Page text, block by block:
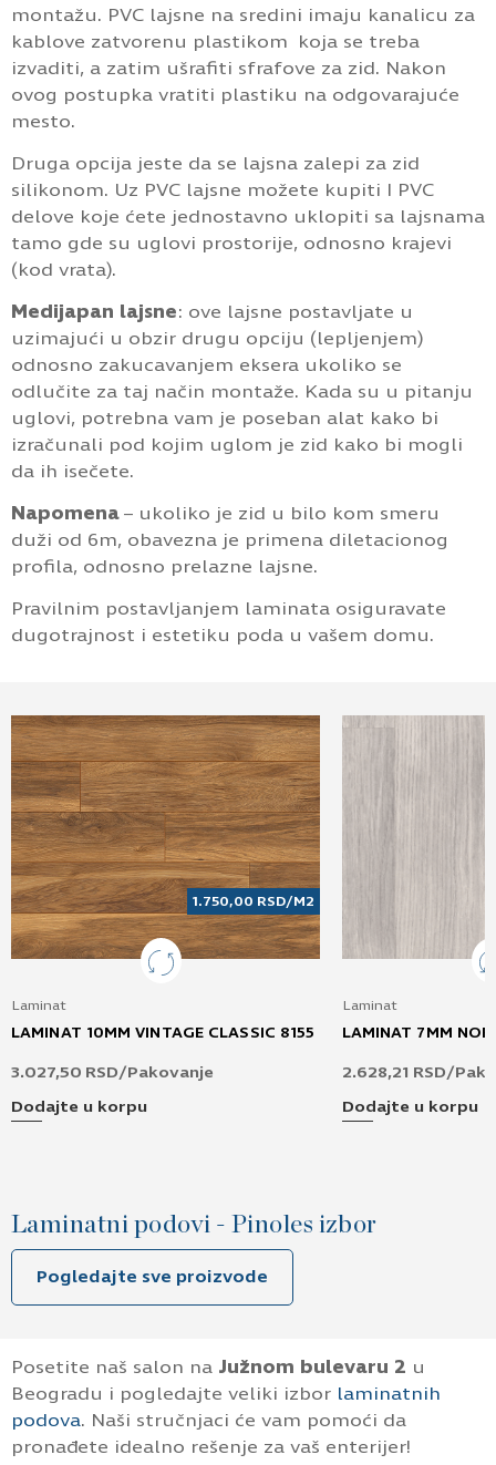
montažu. PVC lajsne na sredini imaju kanalicu za
kablove zatvorenu plastikom koja se treba
izvaditi, a zatim ušrafiti sfrafove za zid. Nakon
ovog postupka vratiti plastiku na odgovarajuće
mesto.
Druga opcija jeste da se lajsna zalepi za zid
silikonom. Uz PVC lajsne možete kupiti I PVC
delove koje ćete jednostavno uklopiti sa lajsnama
tamo gde su uglovi prostorije, odnosno krajevi
(kod vrata).
Medijapan lajsne: ove lajsne postavljate u
uzimajući u obzir drugu opciju (lepljenjem)
odnosno zakucavanjem eksera ukoliko se
odlučite za taj način montaže. Kada su u pitanju
uglovi, potrebna vam je poseban alat kako bi
izračunali pod kojim uglom je zid kako bi mogli
da ih isečete.
Napomena – ukoliko je zid u bilo kom smeru
duži od 6m, obavezna je primena diletacionog
profila, odnosno prelazne lajsne.
Pravilnim postavljanjem laminata osiguravate
dugotrajnost i estetiku poda u vašem domu.
1.750,00 RSD/M2
Laminat
LAMINAT 10MM VINTAGE CLASSIC 8155
3.027,50 RSD/Pakovanje
Dodajte u korpu
Laminat
LAMINAT 7MM
2.628,21 RSD/
Dodajte u korpu
Laminatni podovi - Pinoles izbor
Pogledajte sve proizvode
Posetite naš salon na Južnom bulevaru 2 u
Beogradu i pogledajte veliki izbor laminatnih
podova. Naši stručnjaci će vam pomoći da
pronađete idealno rešenje za vaš enterijer!